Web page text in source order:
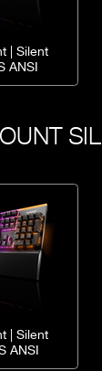
| Silent
ANSI
| Silent
ANSI